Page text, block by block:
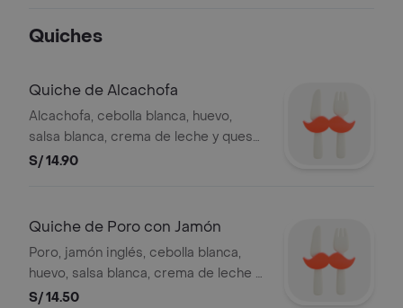
Quiches
Quiche de Alcachofa
Alcachofa, cebolla blanca, huevo,
salsa blanca, crema de leche y queso
ricotta. (masa quebrada). (caliente)
S/ 14.90
Quiche de Poro con Jamón
Poro, jamón inglés, cebolla blanca,
huevo, salsa blanca, crema de leche y
queso ricotta (masa quebrada).
S/ 14.50